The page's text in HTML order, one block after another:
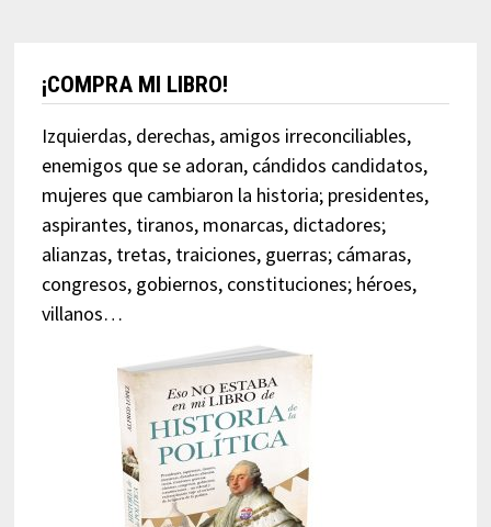
¡COMPRA MI LIBRO!
Izquierdas, derechas, amigos irreconciliables,
enemigos que se adoran, cándidos candidatos,
mujeres que cambiaron la historia; presidentes,
aspirantes, tiranos, monarcas, dictadores;
alianzas, tretas, traiciones, guerras; cámaras,
congresos, gobiernos, constituciones; héroes,
villanos…